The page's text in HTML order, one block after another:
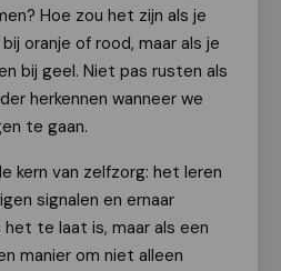
Hoe zou het zijn als je
oranje of rood, maar als je
bij geel. Niet pas rusten als
herkennen wanneer we
te gaan.
kern van zelfzorg: het leren
signalen en ernaar
het te laat is, maar als een
manier om niet alleen